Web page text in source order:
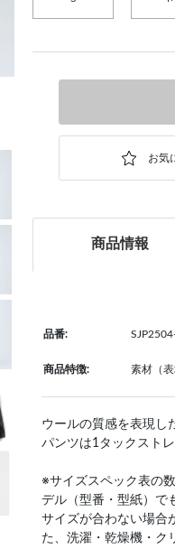
商品情報
品番:
商品特徴: 素材（
ウールの質感を表現し
パンツは1タックスト
※サイズスペック表の
デル（型番・型紙）で
サイズが合わない場合
た、洗濯・乾燥機・ク